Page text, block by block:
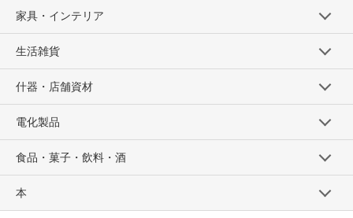
家具・インテリア
生活雑貨
什器・店舗資材
電化製品
食品・菓子・飲料・酒
本